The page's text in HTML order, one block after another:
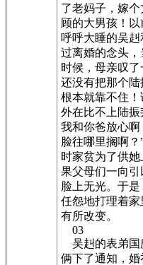
了老妈子，嫁
顾的大男孩！
呼呼大睡的吴
过离婚的念头
时候，母亲叹
还没有把那个陆
根本就靠不住
外在比不上陆
我和你爸放心
脸往哪里搁啊
时家贫为了供
果父母们一向
脸上无光。于
任怨地打理着
有所改变。
03
吴赳的表弟国
俩下了通知，婚